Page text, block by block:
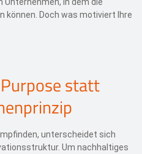
können. Doch was motiviert Ihre
statt
unterscheidet sich
Um nachhaltiges